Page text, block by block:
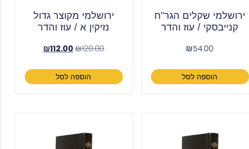
ירושלמי שקלים הגר"ח
קנייבסקי / עוז והדר
₪54.00
הוספה לסל
ירושלמי מקוצר גדול
נזיקין א / עוז והדר
₪120.00
₪112.00
הוספה לסל